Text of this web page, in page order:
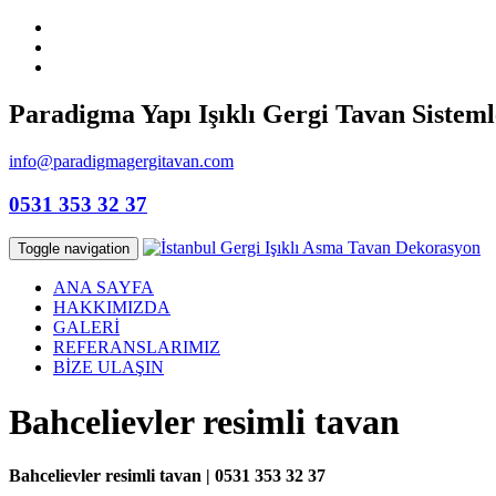
Paradigma Yapı Işıklı Gergi Tavan
info@paradigmagergitavan.com
0531 353 32 37
Toggle navigation
ANA SAYFA
HAKKIMIZDA
GALERİ
REFERANSLARIMIZ
BİZE ULAŞIN
Bahcelievler resimli tavan
Bahcelievler resimli tavan | 0531 353 32 37